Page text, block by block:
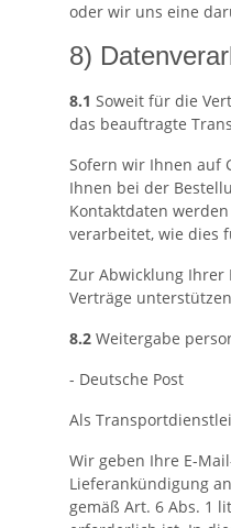
oder wir uns eine
8)
8.1 Soweit für die
das beauftragte
Sofern wir Ihnen auf
Ihnen bei der
Kontaktdaten
verarbeitet, wie dies
Zur Abwicklung
Verträge
8.2 Weitergabe
- Deutsche Post
Als
Wir geben Ihre E-
Lieferankündigung
gemäß Art. 6 Abs. 1